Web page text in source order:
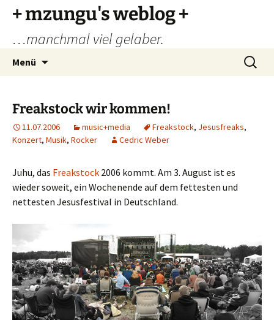
Zum
Inhalt
springen
+ mzungu's weblog +
…manchmal viel gelaber.
Menü
Suchen
nach:
Freakstock wir kommen!
11.07.2006 music+media Freakstock, Jesusfreaks,
Konzert, Musik, Rocker Cedric Weber
Juhu, das Freakstock 2006 kommt. Am 3. August ist es
wieder soweit, ein Wochenende auf dem fettesten und
nettesten Jesusfestival in Deutschland.